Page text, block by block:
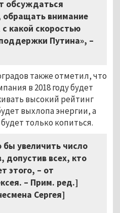
обсуждаться
обращать внимание
какой скоростью
Путина», –
также отметил, что
в 2018 году будет
высокий рейтинг
выхлопа энергии, а
только копиться.
увеличить число
допустив всех, кто
этого, – от
– Прим. ред.]
Сергея]